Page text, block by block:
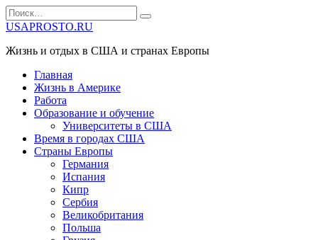
Перейти
к
Search
for:
USAPROSTO.RU
Жизнь и отдых в США и странах Европы
Главная
Жизнь в Америке
Работа
Образование и обучение
Университеты в США
Время в городах США
Страны Европы
Германия
Испания
Кипр
Сербия
Великобритания
Польша